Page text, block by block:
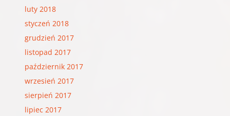
luty 2018
styczeń 2018
grudzień 2017
listopad 2017
październik 2017
wrzesień 2017
sierpień 2017
lipiec 2017